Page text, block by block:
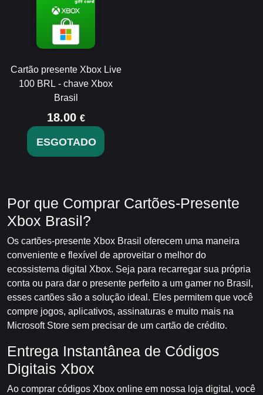
Cartão presente Xbox Live
100 BRL - chave Xbox
Brasil
18.00 €
ESGOTADO
Por que Comprar Cartões-Presente
Xbox Brasil?
Os cartões-presente Xbox Brasil oferecem uma maneira
conveniente e flexível de aproveitar o melhor do
ecossistema digital Xbox. Seja para recarregar sua própria
conta ou para dar o presente perfeito a um gamer no Brasil,
esses cartões são a solução ideal. Eles permitem que você
compre jogos, aplicativos, assinaturas e muito mais na
Microsoft Store sem precisar de um cartão de crédito.
Entrega Instantânea de Códigos
Digitais Xbox
Ao comprar códigos Xbox online em nossa loja digital, você